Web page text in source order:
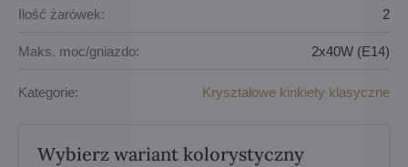
Ilość żarówek: 2
Maks. moc/gniazdo: 2x40W (E14)
Kategorie: Kryształowe kinkiety klasyczne
Wybierz wariant kolorystyczny